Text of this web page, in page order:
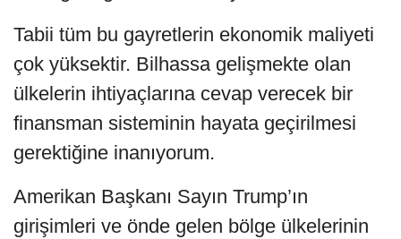
Tabii tüm bu gayretlerin ekonomik maliyeti
çok yüksektir. Bilhassa gelişmekte olan
ülkelerin ihtiyaçlarına cevap verecek bir
finansman sisteminin hayata geçirilmesi
gerektiğine inanıyorum.
Amerikan Başkanı Sayın Trump’ın
girişimleri ve önde gelen bölge ülkelerinin